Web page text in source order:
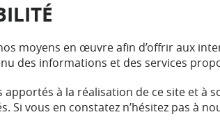
moyens en œuvre afin d’offrir aux
des informations et des services
apportés à la réalisation de ce site et à
Si vous en constatez n’hésitez pas à